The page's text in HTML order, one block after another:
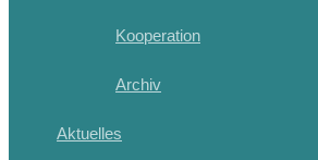
Kooperation
Archiv
Aktuelles